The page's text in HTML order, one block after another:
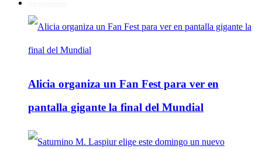
Alicia organiza un Fan Fest para ver en
pantalla gigante la final del Mundial